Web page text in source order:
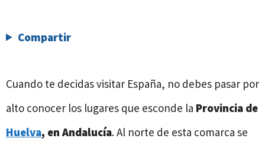
Compartir
Cuando te decidas visitar España, no debes pasar por
alto conocer los lugares que esconde la Provincia de
Huelva, en Andalucía. Al norte de esta comarca se